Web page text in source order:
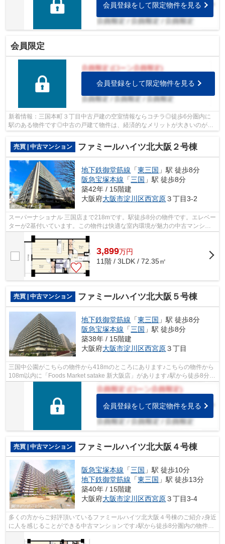
会員登録をして限定物件を見る
会員限定
会員登録をして限定物件を見る
新着情報：三国本町３丁目中古戸建の空室情報ならコチラ◎徒歩6分圏内に
駅のある物件です◎中古の戸建て物件は、経済的なメリットが大きいのが特
徴です◎不動産の購入は人生の中でも大き...
売買 | 中古マンション
ファミールハイツ北大阪２号棟
地下鉄御堂筋線 「東三国 」駅 徒歩8分
阪急宝塚本線 「三国 」駅 徒歩8分
築42年 / 15階建
大阪府大阪市淀川区西宮原３丁目3-2
スーパーナショナル 三国店まで218mです。駅徒歩8分の物件です。エレベー
ターが2基付いています。この物件は快適な室内環境が魅力の中古マンショ
ンとなっています。こだわりある物件を...
3,899万円
11階 / 3LDK / 72.35㎡
売買 | 中古マンション ファミールハイツ北大阪５号棟
地下鉄御堂筋線 「東三国 」駅 徒歩8分
阪急宝塚本線 「三国 」駅 徒歩8分
築38年 / 15階建
大阪府大阪市淀川区西宮原３丁目
三国中公園がこちらの物件から418mのところにあります♪こちらの物件から
108m以内に「Foods Market satake 新大阪店」があります♪駅から徒歩8分圏
内に立地しています♪中古でありながら...
会員登録をして限定物件を見る
売買 | 中古マンション ファミールハイツ北大阪４号棟
阪急宝塚本線 「三国 」駅 徒歩10分
地下鉄御堂筋線 「東三国 」駅 徒歩13分
築40年 / 15階建
大阪府大阪市淀川区西宮原３丁目3-4
多くの方からご好評頂いているファミールハイツ北大阪４号棟のご紹介♪身近
に人を感じることができる中古マンションです♪駅から徒歩8分圏内の物件で
す♪階段の上り下りが不要な、エレベ...